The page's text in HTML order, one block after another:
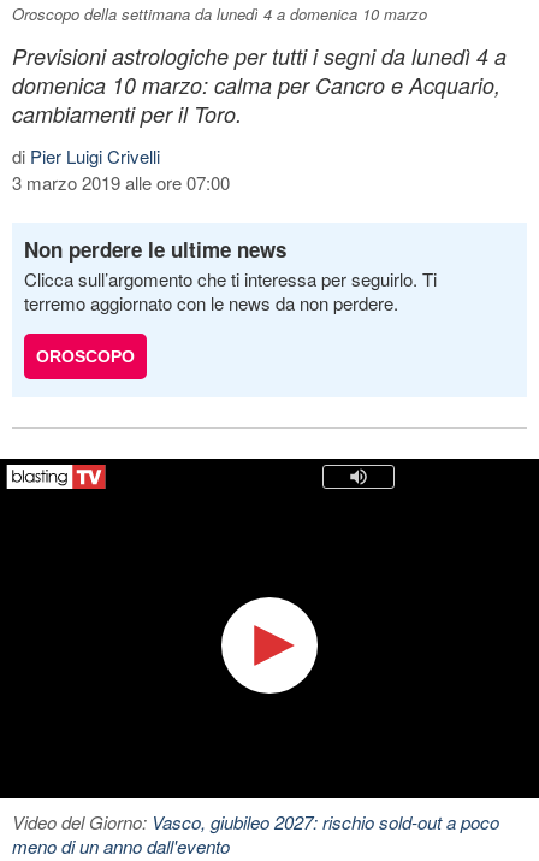
Oroscopo della settimana da lunedì 4 a domenica 10 marzo
Previsioni astrologiche per tutti i segni da lunedì 4 a
domenica 10 marzo: calma per Cancro e Acquario,
cambiamenti per il Toro.
di Pier Luigi Crivelli
3 marzo 2019 alle ore 07:00
Non perdere le ultime news
Clicca sull’argomento che ti interessa per seguirlo. Ti
terremo aggiornato con le news da non perdere.
OROSCOPO
Video del Giorno: Vasco, giubileo 2027: rischio sold-out a poco
meno di un anno dall'evento